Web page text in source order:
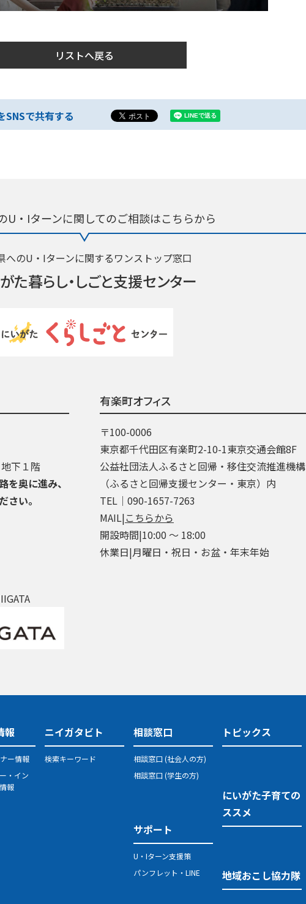
リストへ戻る
SNSで共有する
U・Iターンに関してのご相談はこちらから
へのU・Iターンに関するワンストップ窓口
た暮らし・しごと支援センター
下１階
奥に進み、
さい。
有楽町オフィス
〒100-0006
東京都千代田区有楽町2-10-1東京交通会館8F
公益社団法人ふるさと回帰・移住交流推進機構
（ふるさと回帰支援センター・東京）内
TEL│090-1657-7263
MAIL|こちらから
開設時間|10:00 ～ 18:00
休業日|月曜日・祝日・お盆・年末年始
報
ー情報
・イン
報
ニイガタビト
検索キーワード
相談窓口
相談窓口 (社会人の方)
相談窓口 (学生の方)
サポート
U・Iターン支援策
パンフレット・LINE
トピックス
にいがた子育ての
ススメ
地域おこし協力隊